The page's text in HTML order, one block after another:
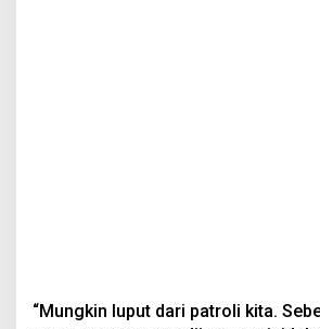
“Mungkin luput dari patroli kita.